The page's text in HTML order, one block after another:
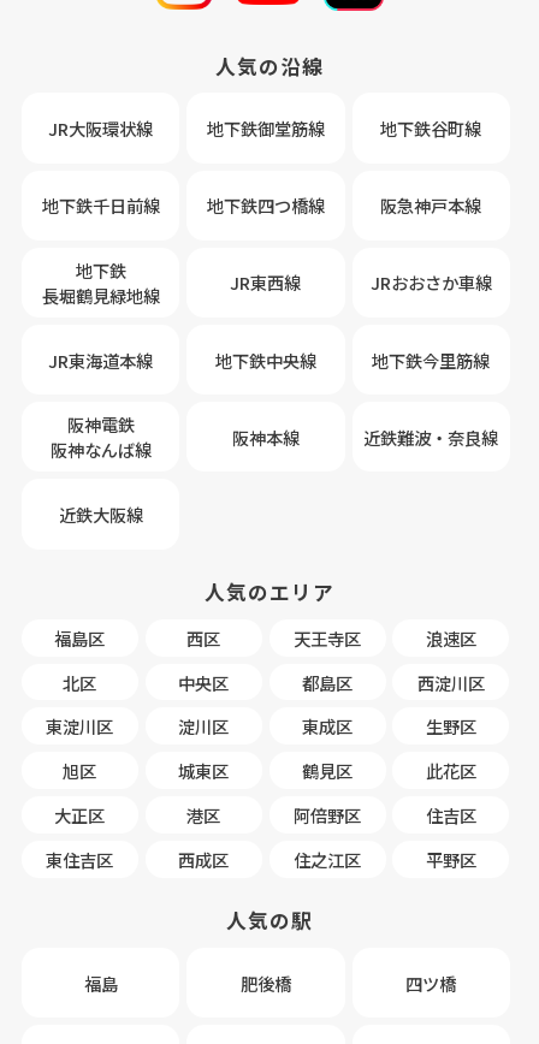
人気の沿線
JR大阪環状線 地下鉄御堂筋線 地下鉄谷町線
地下鉄千日前線 地下鉄四つ橋線 阪急神戸本線
地下鉄
長堀鶴見緑地線
JR東西線 JRおおさか車線
JR東海道本線 地下鉄中央線 地下鉄今里筋線
阪神電鉄
阪神なんば線
阪神本線 近鉄難波・奈良線
近鉄大阪線
人気のエリア
福島区 西区 天王寺区
浪速区
北区
中央区 都島区
西淀川区
東淀川区
淀川区 東成区
生野区
旭区
城東区 鶴見区
此花区
大正区
港区 阿倍野区
住吉区
東住吉区
西成区 住之江区 平野区
人気の駅
福島 肥後橋 四ツ橋